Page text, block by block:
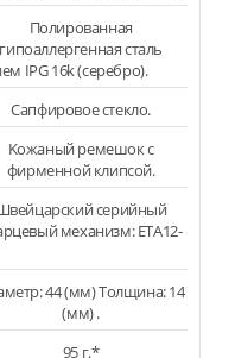
Полированная
гипоаллергенная сталь
IPG 16k (серебро).
Сапфировое стекло.
Kожаный ремешок с
фирменной клипсой.
серийный
механизм: ETA12-
44 (мм) Толщина: 14
(мм) .
95 г.*